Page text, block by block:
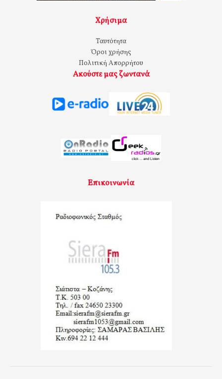
Χρήσιμα
Ταυτότητα
Όροι χρήσης
Πολιτική Απορρήτου
Ακούστε μας ζωντανά
Επικοινωνία